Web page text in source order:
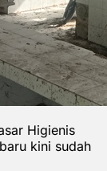
Higienis
kini sudah